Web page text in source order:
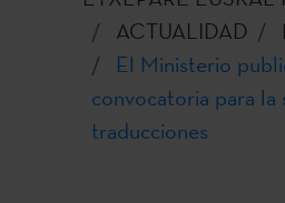
ACTUALIDAD
El Ministerio
convocatoria para la
traducciones